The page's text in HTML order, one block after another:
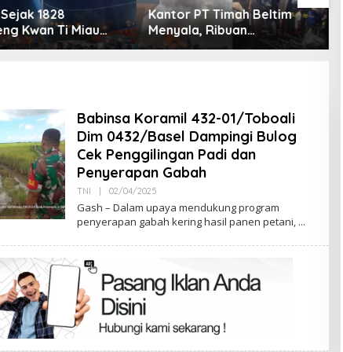
Timah Beltim
Ribuan
Murka,
Babinsa Koramil 432-01/Toboali
Dim 0432/Basel Dampingi Bulog
Cek Penggilingan Padi dan
Penyerapan Gabah
TNI 02/04/2025Oleh
Gash – Dalam upaya mendukung program
penyerapan gabah kering hasil panen petani,
Terpilih di Musda VI, Rina Tarol